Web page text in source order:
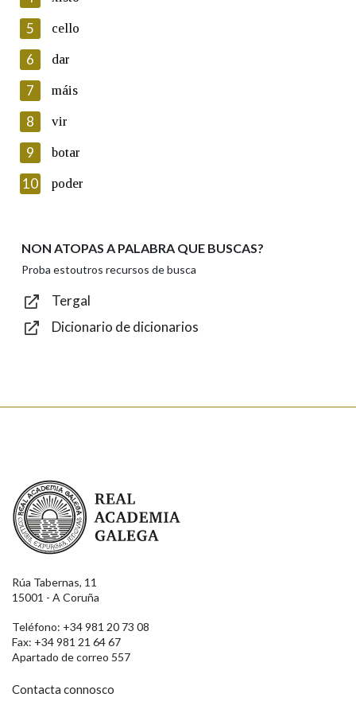
Lin e acepto as condicións da política de
Introduce o código que aparece na imaxe:
Texto de verificación
Enviar
5 cello
6 dar
7 máis
8 vir
9 botar
10 poder
NON ATOPAS A PALABRA QUE BUSCAS?
Proba estoutros recursos de busca
Tergal
Dicionario de dicionarios
Real Academia Galega
Rúa Tabernas, 11
15001 - A Coruña
Teléfono: +34 981 20 73 08
Fax: +34 981 21 64 67
Apartado de correo 557
Contacta connosco